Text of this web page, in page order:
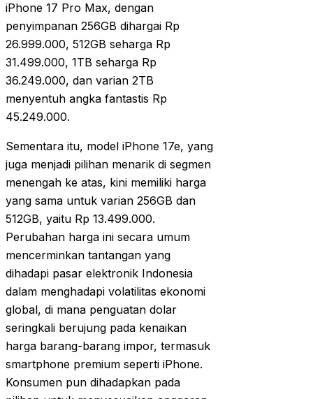
iPhone 17 Pro Max, dengan
penyimpanan 256GB dihargai Rp
26.999.000, 512GB seharga Rp
31.499.000, 1TB seharga Rp
36.249.000, dan varian 2TB
menyentuh angka fantastis Rp
45.249.000.
Sementara itu, model iPhone 17e, yang
juga menjadi pilihan menarik di segmen
menengah ke atas, kini memiliki harga
yang sama untuk varian 256GB dan
512GB, yaitu Rp 13.499.000.
Perubahan harga ini secara umum
mencerminkan tantangan yang
dihadapi pasar elektronik Indonesia
dalam menghadapi volatilitas ekonomi
global, di mana penguatan dolar
seringkali berujung pada kenaikan
harga barang-barang impor, termasuk
smartphone premium seperti iPhone.
Konsumen pun dihadapkan pada